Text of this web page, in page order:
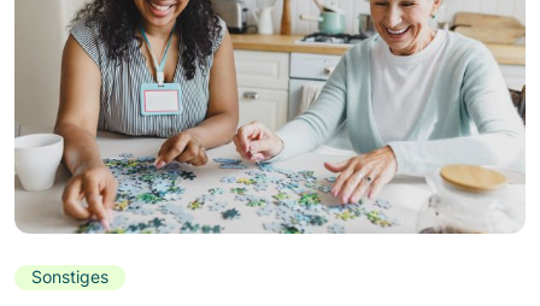
Sonstiges